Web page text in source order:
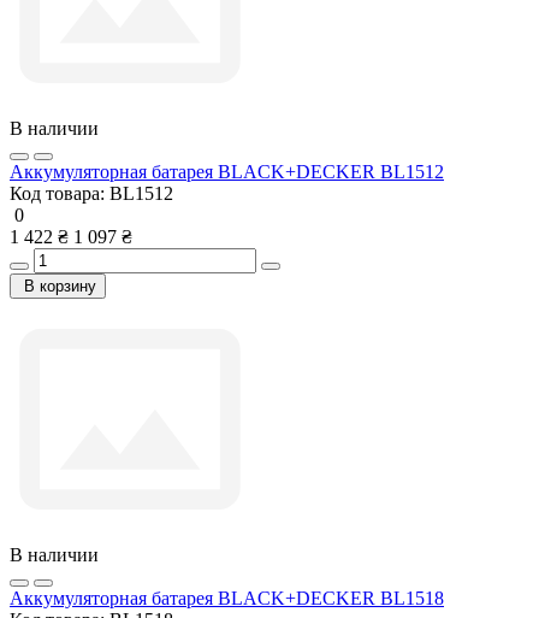
В наличии
Аккумуляторная батарея BLACK+DECKER BL1512
Код товара: BL1512
0
1 422 ₴ 1 097 ₴
В корзину
В наличии
Аккумуляторная батарея BLACK+DECKER BL1518